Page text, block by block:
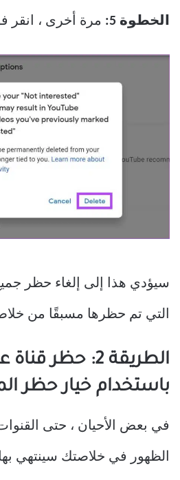
الخطوة 5: مرة أخرى ، انقر
التي تم حظرها مسبقًا من
باستخدام خيار حظر
في بعض الأحيان ، حتى
الظهور في خلاصتك سينتهي